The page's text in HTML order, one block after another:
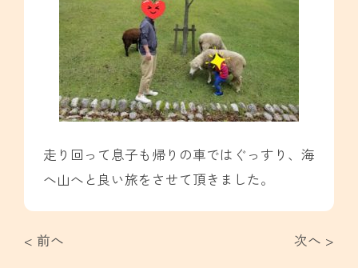
走り回って息子も帰りの車ではぐっすり、海
へ山へと良い旅をさせて頂きました。
< 前へ 次へ >